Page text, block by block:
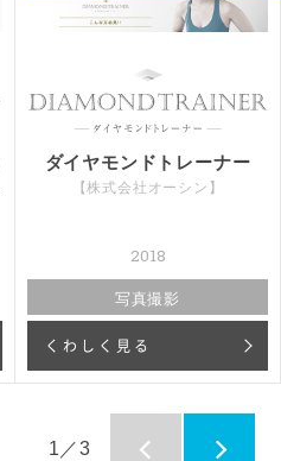
ダイヤモンドトレーナー
【株式会社オーシン】
2018
写真撮影
くわしく見る
1／3